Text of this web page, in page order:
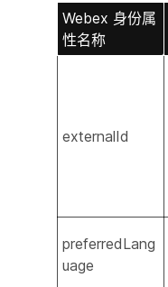
Webex 身份属
性名称
externalId
preferredLang
uage